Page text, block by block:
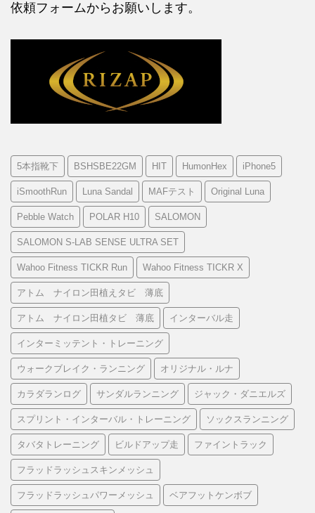
依頼フォームからお願いします。
5本指靴下 BSHSBE22GM HIT HumonHex iPhone5
iSmoothRun Luna Sandal MAFテスト Original Luna
Pebble Watch POLAR H10 SALOMON
SALOMON S-LAB SENSE ULTRA SET
Wahoo Fitness TICKR Run Wahoo Fitness TICKR X
アトム ナイロン田植えタビ 薄底
アトム ナイロン田植タビ 薄底 インターバル走
インターミッテント・トレーニング
ウォークブレイク・ランニング オリジナル・ルナ
カラダランログ サンダルランニング ジャック・ダニエルズ
スプリント・インターバル・トレーニング ソックスランニング
タバタトレーニング ビルドアップ走 ファイントラック
フラッドラッシュスキンメッシュ
フラッドラッシュパワーメッシュ ベアフットケンボブ